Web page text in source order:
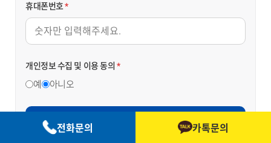
휴대폰번호*
개인정보 수집 및 이용 동의 *
예 아니오
전화문의 카톡문의